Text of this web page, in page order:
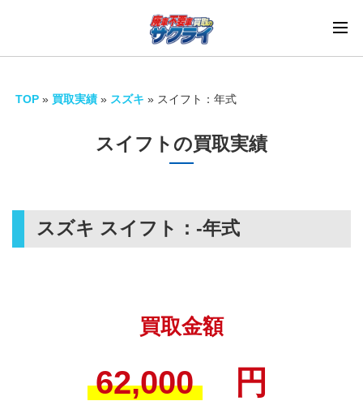
TOP » 買取実績 » スズキ » スイフト：年式
スイフトの買取実績
スズキ スイフト： -年式
買取金額
62,000 円